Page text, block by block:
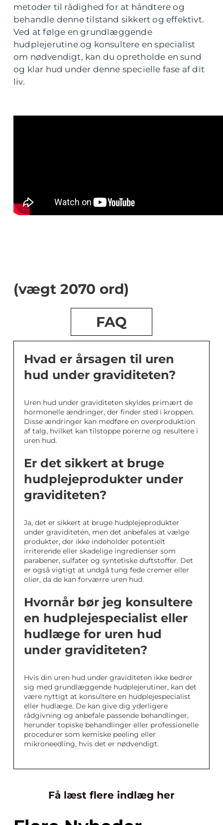
metoder til rådighed for at håndtere og
behandle denne tilstand sikkert og effektivt.
Ved at følge en grundlæggende
hudplejerutine og konsultere en specialist
om nødvendigt, kan du opretholde en sund
og klar hud under denne specielle fase af dit
liv.
(vægt 2070 ord)
FAQ
Hvad er årsagen til uren
hud under graviditeten?
Uren hud under graviditeten skyldes primært de
hormonelle ændringer, der finder sted i kroppen.
Disse ændringer kan medføre en overproduktion
af talg, hvilket kan tilstoppe porerne og resultere i
uren hud.
Er det sikkert at bruge
hudplejeprodukter under
graviditeten?
Ja, det er sikkert at bruge hudplejeprodukter
under graviditeten, men det anbefales at vælge
produkter, der ikke indeholder potentielt
irriterende eller skadelige ingredienser som
parabener, sulfater og syntetiske duftstoffer. Det
er også vigtigt at undgå tung fede cremer eller
olier, da de kan forværre uren hud.
Hvornår bør jeg konsultere
en hudplejespecialist eller
hudlæge for uren hud
under graviditeten?
Hvis din uren hud under graviditeten ikke bedrer
sig med grundlæggende hudplejerutiner, kan det
være nyttigt at konsultere en hudplejespecialist
eller hudlæge. De kan give dig yderligere
rådgivning og anbefale passende behandlinger,
herunder topiske behandlinger eller professionelle
procedurer som kemiske peeling eller
mikroneedling, hvis det er nødvendigt.
Få læst flere indlæg her